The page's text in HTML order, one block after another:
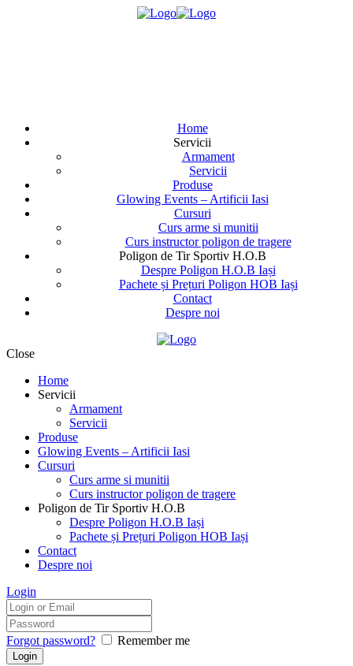
Home
Servicii
Armament
Servicii
Produse
Glowing Events – Artificii Iasi
Cursuri
Curs arme si munitii
Curs instructor poligon de tragere
Poligon de Tir Sportiv H.O.B
Despre Poligon H.O.B Iași
Pachete și Prețuri Poligon HOB Iași
Contact
Despre noi
Close
Home
Servicii
Armament
Servicii
Produse
Glowing Events – Artificii Iasi
Cursuri
Curs arme si munitii
Curs instructor poligon de tragere
Poligon de Tir Sportiv H.O.B
Despre Poligon H.O.B Iași
Pachete și Prețuri Poligon HOB Iași
Contact
Despre noi
Login
Forgot password? Remember me